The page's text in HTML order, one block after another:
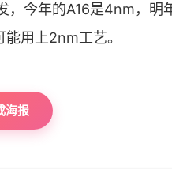
今年的A16是4nm，明
用上2nm工艺。
海报